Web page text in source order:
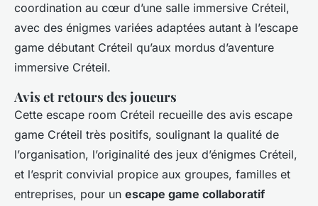
coordination au cœur d’une salle immersive Créteil,
avec des énigmes variées adaptées autant à l’escape
game débutant Créteil qu’aux mordus d’aventure
immersive Créteil.
Avis et retours des joueurs
Cette escape room Créteil recueille des avis escape
game Créteil très positifs, soulignant la qualité de
l’organisation, l’originalité des jeux d’énigmes Créteil,
et l’esprit convivial propice aux groupes, familles et
entreprises, pour un escape game collaboratif